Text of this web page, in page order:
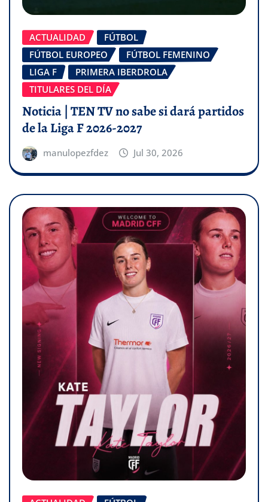
ACTUALIDAD
FÚTBOL
FÚTBOL EUROPEO
FÚTBOL FEMENINO
LIGA F
PRIMERA IBERDROLA
TITULARES DEL DÍA
Noticia | TEN TV no sabe si dará partidos
de la Liga F 2026-2027
manulopezfdez Jul 30, 2026